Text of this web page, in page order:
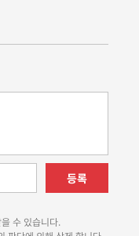
등록
수 있습니다.